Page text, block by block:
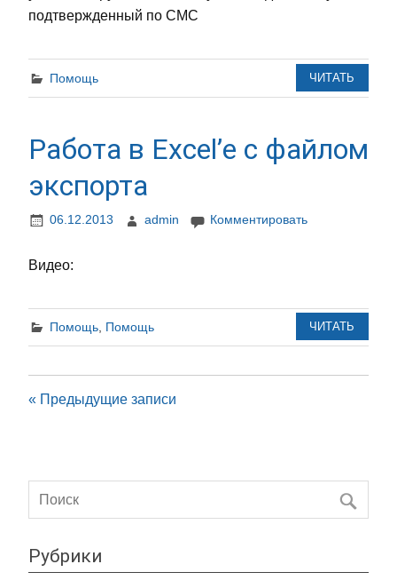
подтвержденный по СМС
Помощь ЧИТАТЬ
Работа в Excel’е с файлом
экспорта
06.12.2013 admin Комментировать
Видео:
Помощь Помощь ЧИТАТЬ
« Предыдущие записи
Рубрики